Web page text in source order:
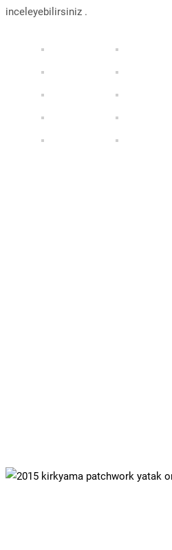
inceleyebilirsiniz .